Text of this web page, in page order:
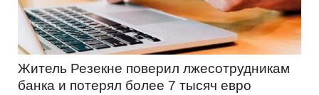
Житель Резекне поверил лжесотрудникам
банка и потерял более 7 тысяч евро